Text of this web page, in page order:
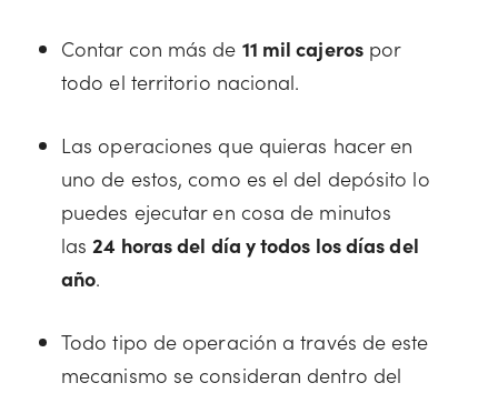
Contar con más de 11 mil cajerospor
todo el territorio nacional.
Las operaciones que quieras hacer en
uno de estos, como es el del depósito lo
puedes ejecutar en cosa de minutos
las24 horas del día y todos los días del
año.
Todo tipo de operación a través de este
mecanismo se consideran dentro del